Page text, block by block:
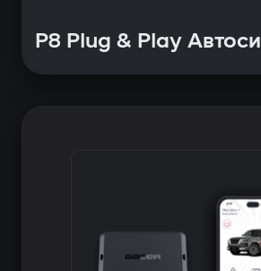
P8 Plug & Play